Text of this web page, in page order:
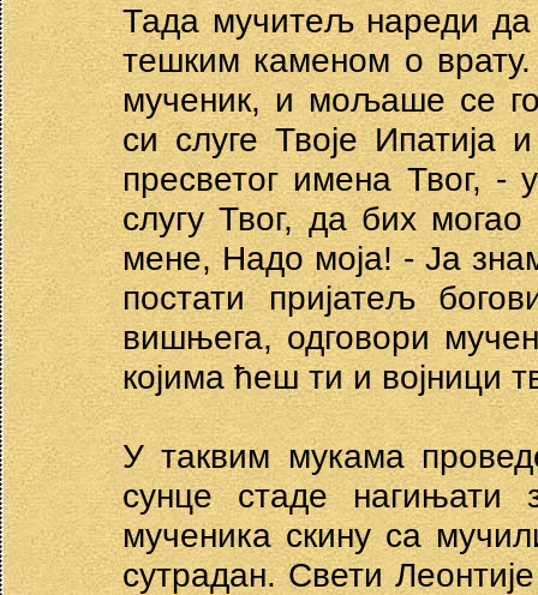
Тада мучитељ нареди да
тешким каменом о
мученик, и мољаше се
си слуге Твоје Ипатија
пресветог имена Твог, -
слугу Твог, да бих
мене, Надо моја! - Ја
постати пријатељ
вишњега, одговори
којима ћеш ти и војници
У таквим мукама
сунце стаде нагињати
мученика скину са
сутрадан. Свети